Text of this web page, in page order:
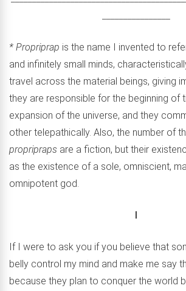
* Propriprap is the name I invented to
and infinitely small minds,
travel across the material beings, giving
they are responsible for the beginning of
expansion of the universe, and they
other telepathically. Also, the number of
propripraps are a fiction, but their
as the existence of a sole, omniscient,
omnipotent god.
I
If I were to ask you if you believe that
belly control my mind and make me say
because they plan to conquer the world